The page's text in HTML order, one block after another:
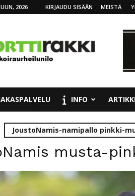
2026 KIRJAUDU SISÄÄN MEISTÄ
INFO
JoustoNamis-namipallo pinkki-
musta-